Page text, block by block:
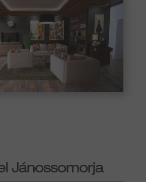
Jánossomorja